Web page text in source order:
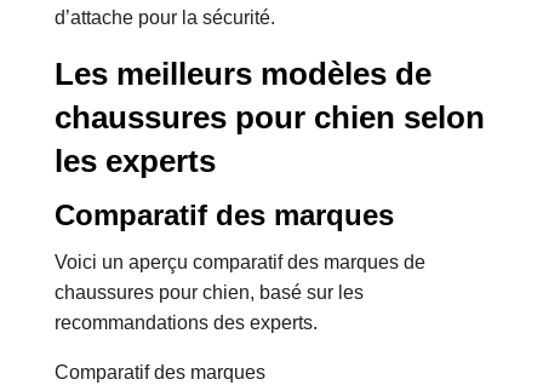
d’attache pour la sécurité.
Les meilleurs modèles de
chaussures pour chien selon
les experts
Comparatif des marques
Voici un aperçu comparatif des marques de
chaussures pour chien, basé sur les
recommandations des experts.
Comparatif des marques